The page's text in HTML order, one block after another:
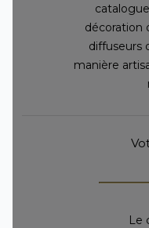
décoration
diffuseurs
manière
Le